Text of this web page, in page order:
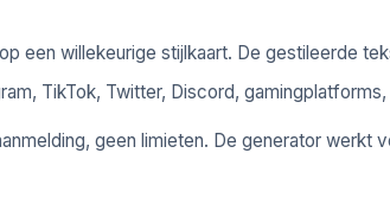
op een willekeurige stijlkaart. De gestileerde
TikTok, Twitter, Discord,
geen limieten. De generator werkt